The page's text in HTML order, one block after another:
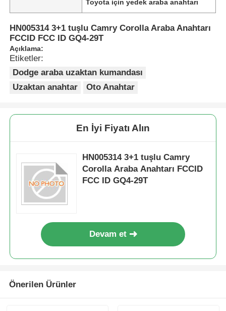
Toyota için yedek araba anahtarı
HN005314 3+1 tuşlu Camry Corolla Araba Anahtarı
FCCID FCC ID GQ4-29T
Açıklama:
Etiketler:
Dodge araba uzaktan kumandası
Uzaktan anahtar
Oto Anahtar
En İyi Fiyatı Alın
HN005314 3+1 tuşlu Camry
Corolla Araba Anahtarı FCCID
FCC ID GQ4-29T
Devam et
Önerilen Ürünler